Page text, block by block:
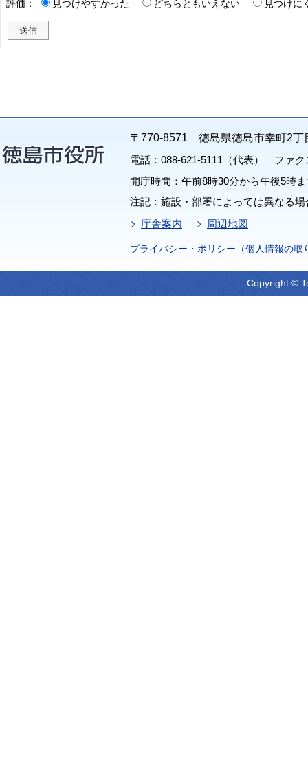
評価： 見つけやすかった どちらともいえない 見つけに
〒770-8571 徳島県徳島市幸町2丁
電話：088-621-5111（代表） ファク
開庁時間：午前8時30分から午後5時
注記：施設・部署によっては異なる
庁舎案内
周辺地図
プライバシー・ポリシー（個人情報の取
Copyright ©